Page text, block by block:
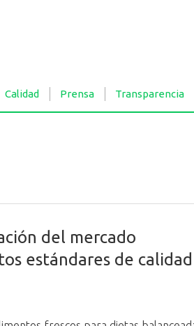
Calidad Prensa Transparencia
del mercado
estándares de